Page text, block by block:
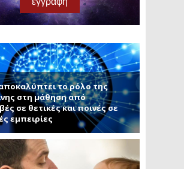
το ρόλο της
στη μάθηση από
σε θετικές και ποινές σε
εμπειρίες